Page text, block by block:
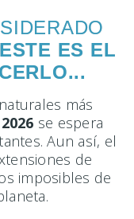
ES EL
más
2026 se espera
Aun así, el
de
imposibles de